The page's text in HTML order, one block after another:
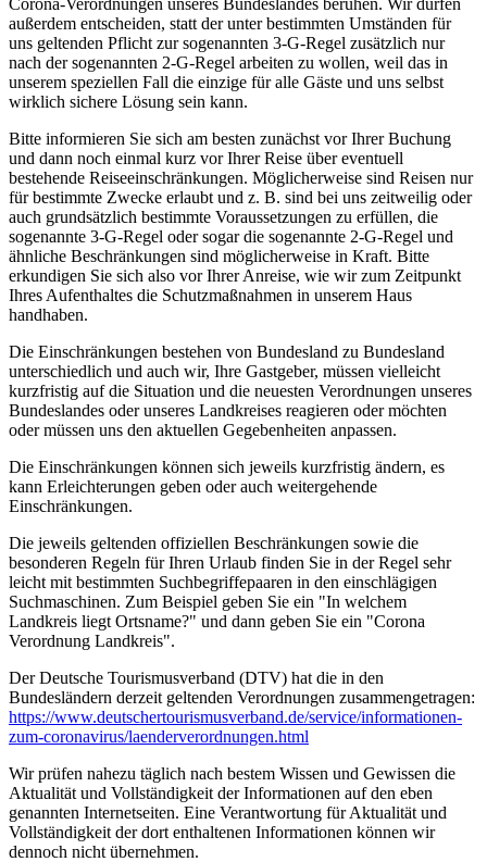
außerdem entscheiden, statt der unter bestimmten Umständen für
uns geltenden Pflicht zur sogenannten 3-G-Regel zusätzlich nur
nach der sogenannten 2-G-Regel arbeiten zu wollen, weil das in
unserem speziellen Fall die einzige für alle Gäste und uns selbst
wirklich sichere Lösung sein kann.
Bitte informieren Sie sich am besten zunächst vor Ihrer Buchung
und dann noch einmal kurz vor Ihrer Reise über eventuell
bestehende Reiseeinschränkungen. Möglicherweise sind Reisen nur
für bestimmte Zwecke erlaubt und z. B. sind bei uns zeitweilig oder
auch grundsätzlich bestimmte Voraussetzungen zu erfüllen, die
sogenannte 3-G-Regel oder sogar die sogenannte 2-G-Regel und
ähnliche Beschränkungen sind möglicherweise in Kraft. Bitte
erkundigen Sie sich also vor Ihrer Anreise, wie wir zum Zeitpunkt
Ihres Aufenthaltes die Schutzmaßnahmen in unserem Haus
handhaben.
Die Einschränkungen bestehen von Bundesland zu Bundesland
unterschiedlich und auch wir, Ihre Gastgeber, müssen vielleicht
kurzfristig auf die Situation und die neuesten Verordnungen unseres
Bundeslandes oder unseres Landkreises reagieren oder möchten
oder müssen uns den aktuellen Gegebenheiten anpassen.
Die Einschränkungen können sich jeweils kurzfristig ändern, es
kann Erleichterungen geben oder auch weitergehende
Einschränkungen.
Die jeweils geltenden offiziellen Beschränkungen sowie die
besonderen Regeln für Ihren Urlaub finden Sie in der Regel sehr
leicht mit bestimmten Suchbegriffepaaren in den einschlägigen
Suchmaschinen. Zum Beispiel geben Sie ein "In welchem
Landkreis liegt Ortsname?" und dann geben Sie ein "Corona
Verordnung Landkreis".
Der Deutsche Tourismusverband (DTV) hat die in den
Bundesländern derzeit geltenden Verordnungen zusammengetragen:
https://www.deutscher­tourismusverband.de/­service/­informationen-
zum-coronavirus/­laenderverordnungen.html
Wir prüfen nahezu täglich nach bestem Wissen und Gewissen die
Aktualität und Vollständigkeit der Informationen auf den eben
genannten Internetseiten. Eine Verantwortung für Aktualität und
Vollständigkeit der dort enthaltenen Informationen können wir
dennoch nicht übernehmen.